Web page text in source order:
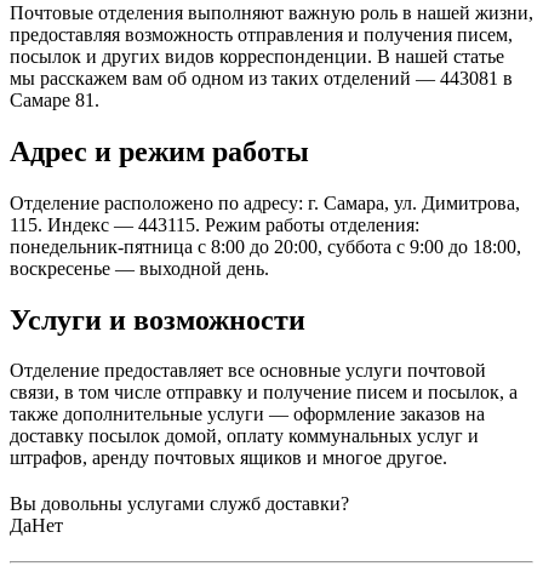
Почтовые отделения выполняют важную роль в нашей жизни,
предоставляя возможность отправления и получения писем,
посылок и других видов корреспонденции. В нашей статье
мы расскажем вам об одном из таких отделений — 443081 в
Самаре 81.
Адрес и режим работы
Отделение расположено по адресу: г. Самара, ул. Димитрова,
115. Индекс — 443115. Режим работы отделения:
понедельник-пятница с 8:00 до 20:00, суббота с 9:00 до 18:00,
воскресенье — выходной день.
Услуги и возможности
Отделение предоставляет все основные услуги почтовой
связи, в том числе отправку и получение писем и посылок, а
также дополнительные услуги — оформление заказов на
доставку посылок домой, оплату коммунальных услуг и
штрафов, аренду почтовых ящиков и многое другое.
Вы довольны услугами служб доставки?
ДаНет